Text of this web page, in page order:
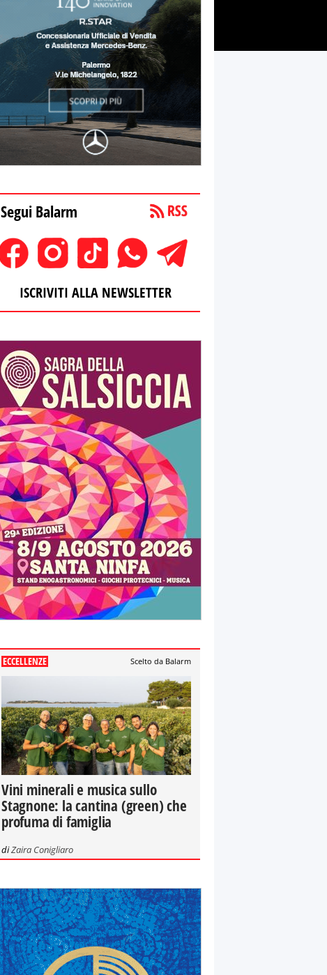
Segui Balarm
ISCRIVITI ALLA NEWSLETTER
ECCELLENZE Scelto da Balarm
Vini minerali e musica sullo
Stagnone: la cantina (green) che
profuma di famiglia
diZaira Conigliaro